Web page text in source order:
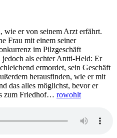
wie er von seinem Arzt erfährt.
Frau mit einem seiner
im Pilzgeschäft
als echter Antti-Held: Er
ermordet, sein Geschäft
herausfinden, wie er mit
das alles möglichst, bevor er
zum Friedhof… rowohlt